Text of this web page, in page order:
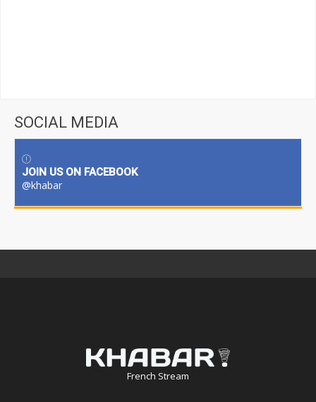
SOCIAL MEDIA
JOIN US ON FACEBOOK
@khabar
French Stream